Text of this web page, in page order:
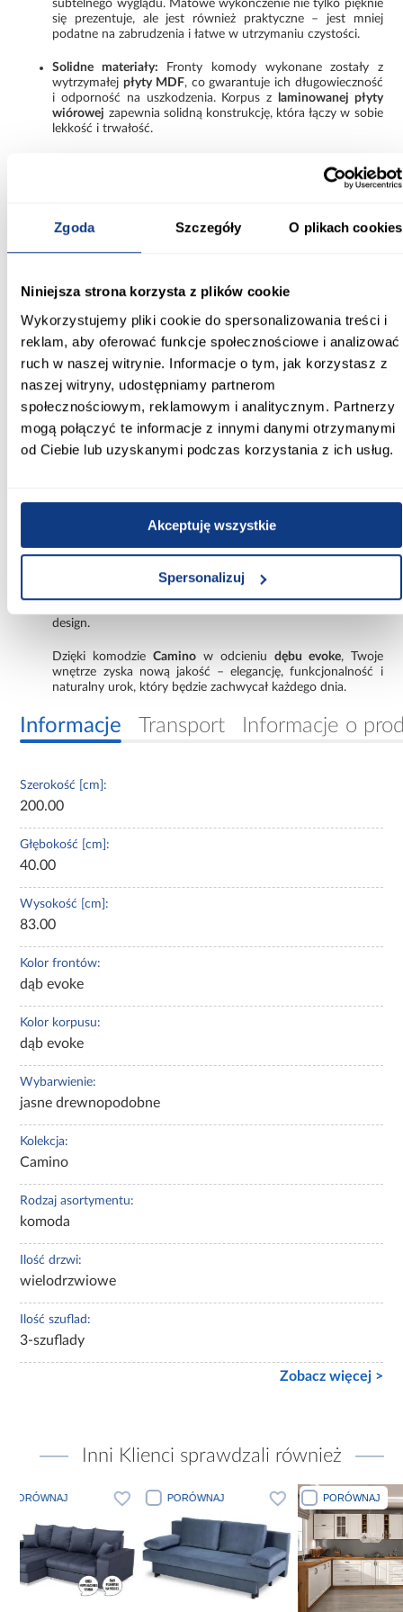
Zgoda Szczegóły O plikach cookies
Niniejsza strona korzysta z plików cookie
Wykorzystujemy pliki cookie do spersonalizowania treści i
reklam, aby oferować funkcje społecznościowe i analizować
ruch w naszej witrynie. Informacje o tym, jak korzystasz z
naszej witryny, udostępniamy partnerom
społecznościowym, reklamowym i analitycznym. Partnerzy
mogą połączyć te informacje z innymi danymi otrzymanymi
od Ciebie lub uzyskanymi podczas korzystania z ich usług.
Akceptuję wszystkie
Spersonalizuj
subtelnego wyglądu. Matowe wykończenie nie tylko pięknie
się prezentuje, ale jest również praktyczne – jest mniej
podatne na zabrudzenia i łatwe w utrzymaniu czystości.
Solidne materiały: Fronty komody wykonane zostały z
wytrzymałejpłyty MDF, co gwarantuje ich długowieczność
i odporność na uszkodzenia. Korpus z
laminowanej płyty
wiórowej zapewnia solidną konstrukcję, która łączy w sobie
lekkość i trwałość.
nadaje komodzie minimalistyczny i
nowoczesny wygląd. Gładkie fronty bez wystających
harmonijnie. To rozwiązanie nie tylko wpływa na estetykę,
ale także zwiększa komfort użytkowania, dzięki łatwemu
otwieraniu szuflad.
Prowadnice kulkowe:Wysokiej jakości
kulkowe
zapewniają ciche i płynne działanie szuflad. Dzięki
temu użytkowanie komody jest niezwykle komfortowe, a
mechanizmy otwierania są trwałe i niezawodne na lata.
Idealne połączenie funkcjonalności i estetyki:
Komoda Camino w kolorze dębu evoketo nie tylko piękny
element dekoracyjny, ale także bardzo praktyczny mebel,
który zapewnia dużą ilość miejsca do przechowywania.
Dzięki swojej pojemnej konstrukcji, z łatwością pomieści
ubrania, akcesoria, dokumenty czy inne przedmioty
Komoda Camino została stworzona z myślą o osobach,
które cenią sobie naturalne wykończenia i minimalistyczne
wnętrzarskie. To mebel, który harmonijnie łączy piękno
design.
Dzięki komodzieCamino w odcieniu dębu evoke, Twoje
wnętrze zyska nową jakość – elegancję, funkcjonalność i
naturalny urok, który będzie zachwycał każdego dnia.
Informacje Transport Informacje o
Szerokość [cm]:
200.00
Głębokość [cm]:
40.00
Wysokość [cm]:
83.00
Kolor frontów:
dąb evoke
Kolor korpusu:
dąb evoke
Wybarwienie:
jasne drewnopodobne
Kolekcja:
Camino
Rodzaj asortymentu:
komoda
Ilość drzwi:
wielodrzwiowe
Ilość szuflad:
3-szuflady
Zobacz więcej >
Inni Klienci sprawdzali również
PORÓWNAJ PORÓWNAJ